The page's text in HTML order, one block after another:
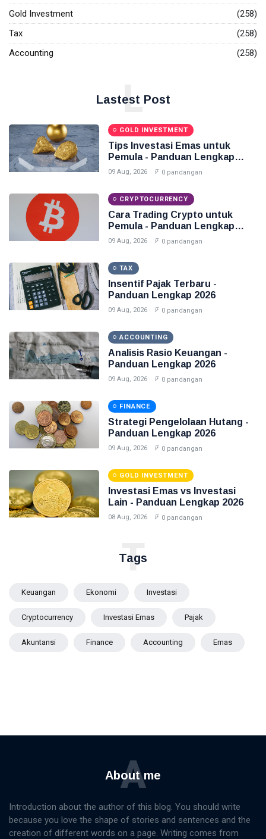
Investasi Emas
Pajak
Emas
Gold Investment
(258)
Tax
(258)
Accounting
(258)
Lastest Post
L
GOLD INVESTMENT
Tips Investasi Emas untuk
Pemula - Panduan Lengkap
2026
09 Aug, 2026 0 pandangan
CRYPTOCURRENCY
Cara Trading Crypto untuk
Pemula - Panduan Lengkap
2026
09 Aug, 2026 0 pandangan
TAX
Insentif Pajak Terbaru -
Panduan Lengkap 2026
09 Aug, 2026 0 pandangan
ACCOUNTING
Analisis Rasio Keuangan -
Panduan Lengkap 2026
09 Aug, 2026 0 pandangan
FINANCE
Strategi Pengelolaan Hutang -
Panduan Lengkap 2026
09 Aug, 2026 0 pandangan
GOLD INVESTMENT
Investasi Emas vs Investasi
Lain - Panduan Lengkap 2026
08 Aug, 2026 0 pandangan
Tags
T
Keuangan Ekonomi Investasi
Cryptocurrency Investasi Emas Pajak
Akuntansi Finance Accounting Emas
About me
A
Introduction about the author of this blog. You should write
because you love the shape of stories and sentences and the
creation of different words on a page. Writing comes from